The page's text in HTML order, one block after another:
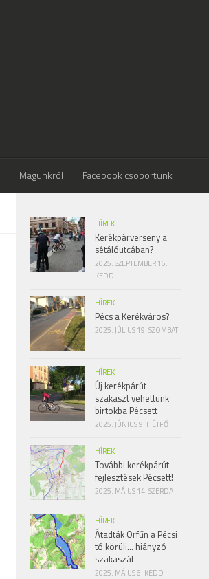
Magunkról Facebook csoportunk
HÍREK
Kerékpárverseny a
sétálóutcában?
2025. SZEPTEMBER 16.
KEDD
HÍREK
Pécs a Kerékváros?
2025. JÚLIUS 19. SZOMBAT
HÍREK
Új kerékpárút
szakaszt vehettünk
birtokba Pécsett
2025. JÚNIUS 9. HÉTFŐ
HÍREK
További kerékpárút
fejlesztések Pécsett!
2025. MÁJUS 14. SZERDA
HÍREK
Átadták Orfűn a Pécsi
tó körüli… hiányzó
szakaszát
2025. MÁJUS 6. KEDD